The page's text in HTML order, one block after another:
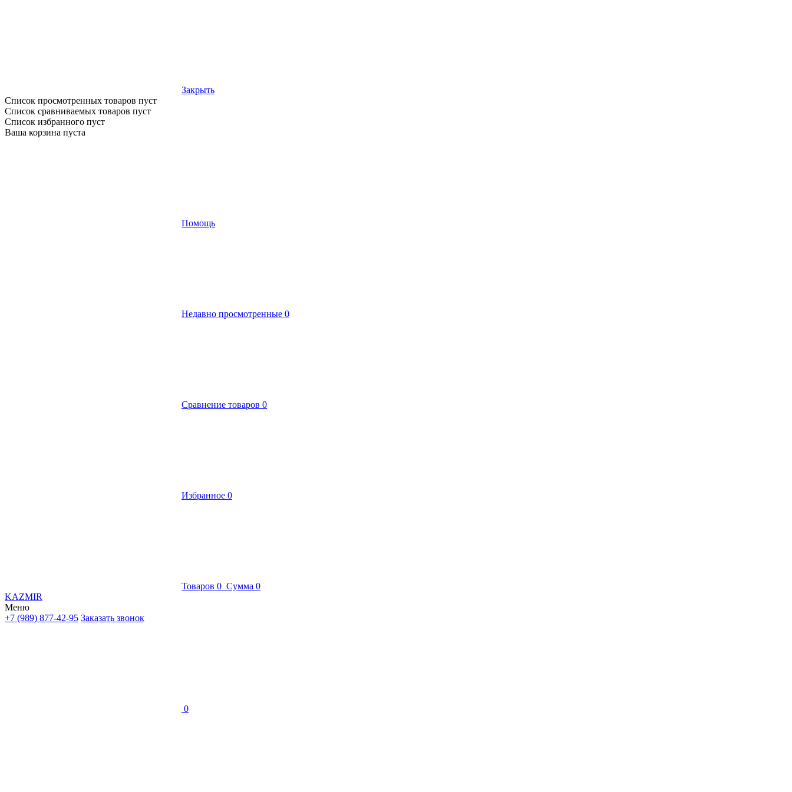
Закрыть
Список просмотренных товаров пуст
Список сравниваемых товаров пуст
Список избранного пуст
Ваша корзина пуста
Помощь
Недавно просмотренные 0
Сравнение товаров 0
Избранное 0
Товаров 0 Сумма 0
KAZMIR
Меню
+7 (989) 877-42-95 Заказать звонок
0